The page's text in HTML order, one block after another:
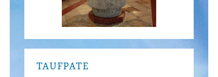
TAUFPATE